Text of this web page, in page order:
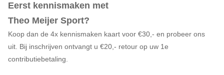
Eerst kennismaken met
Theo Meijer Sport?
Koop dan de 4x kennismaken kaart voor €30,- en probeer ons
uit. Bij inschrijven ontvangt u €20,- retour op uw 1e
contributiebetaling.